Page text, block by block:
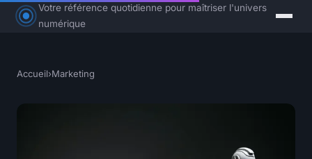
Votre référence quotidienne pour maîtriser l'univers
numérique
Accueil›Marketing